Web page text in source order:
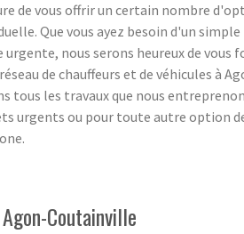
de vous offrir un certain nombre
Que vous ayez besoin d'un simple
nous serons heureux de vous
de chauffeurs et de véhicules à
tous les travaux que nous
urgents ou pour toute autre option
Coutainville